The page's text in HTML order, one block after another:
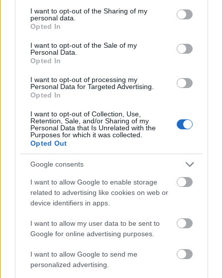
not limited to your visit or usage behaviour. You may click to
grant or deny consent to Google and its third-party tags to
use your data for below specified purposes in below Google
consent section.
I want to opt-out of the Sharing of my
personal data.
Opted In
I want to opt-out of the Sale of my
Personal Data.
Opted In
I want to opt-out of processing my
Personal Data for Targeted Advertising.
Opted In
I want to opt-out of Collection, Use,
Retention, Sale, and/or Sharing of my
Personal Data that Is Unrelated with the
Purposes for which it was collected.
Opted Out
Google consents
I want to allow Google to enable storage
related to advertising like cookies on web or
device identifiers in apps.
I want to allow my user data to be sent to
Google for online advertising purposes.
I want to allow Google to send me
personalized advertising.
A minilabornak sikerült még a hibernáció
előtt sok tudományos adatot küldenie az
anyaszondának, mely a Földre továbbította
őket. Eközben folytatódik a Philae utáni
vadászat is, mivel továbbra sem tudni,
pontosan hova sikerült leszállnia.
A visszapattanást követően a Philae ezt a képet készített a
67P/Csurjumov-Geraszimenko-üstökös egyik sziklájáról.